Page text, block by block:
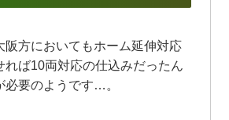
方においてもホーム延伸対応
ば10両対応の仕込みだったん
必要のようです…。